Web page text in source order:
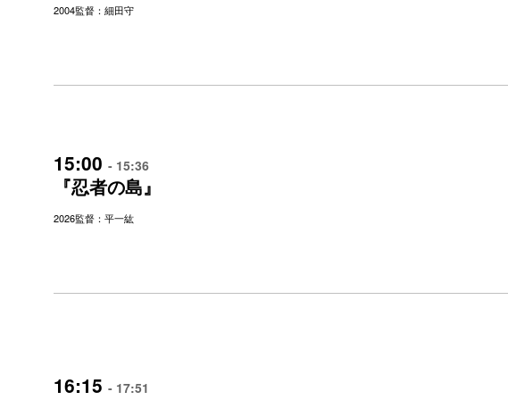
2004監督：細田守
15:00 - 15:36
『忍者の島』
2026監督：平一紘
16:15 - 17:51